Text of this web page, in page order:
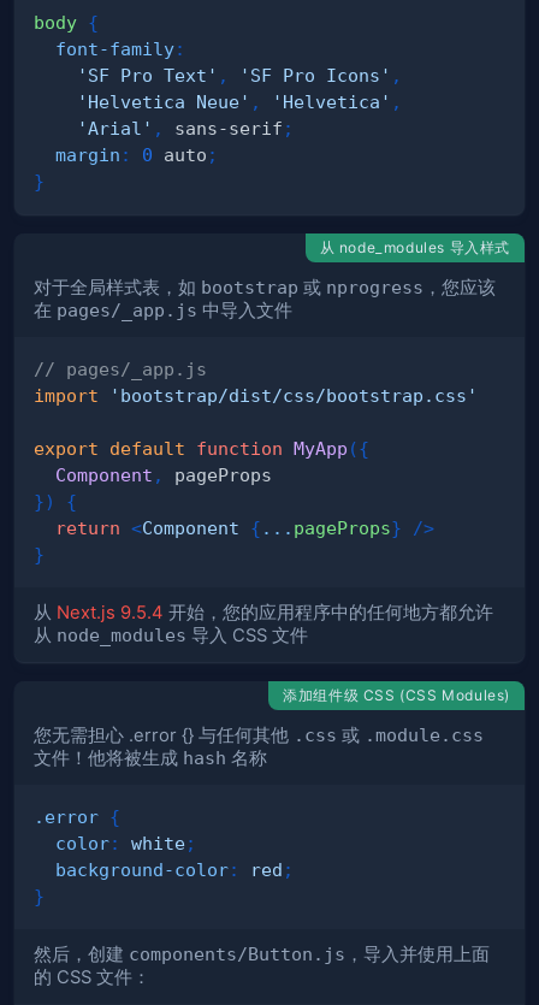
body {
font-family:
'SF Pro Text' , 'SF Pro Icons' ,
'Helvetica Neue' , 'Helvetica' ,
'Arial' , sans-serif ;
margin : 0 auto ;
}
从 node_modules 导入样式
对于全局样式表，如 bootstrap 或 nprogress ，您应该
在 pages/_app.js 中导入文件
// pages/_app.js
import
'bootstrap/dist/css/bootstrap.css'
export default function MyApp ({
Component ,
})
{
return <Component { ... pageProps}
/>
}
从 Next.js 9.5.4 开始，您的应用程序中的任何地方都允许
从 node_modules 导入 CSS 文件
添加组件级 CSS (CSS Modules)
您无需担心 .error {} 与任何其他 .css 或 .module.css
文件！他将被生成 hash 名称
.error {
color: white;
background-color: red ;
}
然后，创建 components/Button.js ，导入并使用上面
的 CSS 文件：